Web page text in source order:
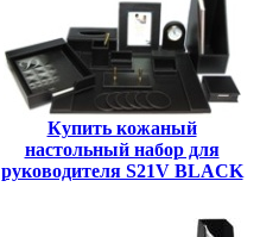
Купить кожаный
настольный набор для
руководителя S21V BLACK